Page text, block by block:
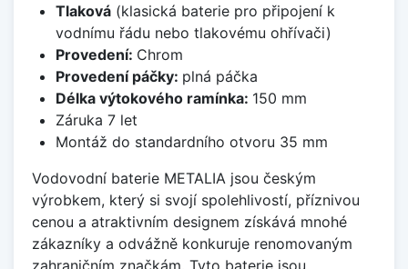
Tlaková(klasická baterie pro připojení k
vodnímu řádu nebo tlakovému ohřívači)
Provedení: Chrom
Provedení páčky: plná páčka
Délka výtokového ramínka: 150 mm
Záruka 7 let
Montáž do standardního otvoru 35 mm
Vodovodní baterie METALIA jsou českým
výrobkem, který si svojí spolehlivostí, příznivou
cenou a atraktivním designem získává mnohé
zákazníky a odvážně konkuruje renomovaným